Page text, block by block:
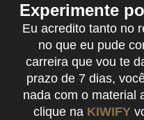
Experimente
Eu acredito tanto no
no que eu pude
carreira que vou te
prazo de 7 dias,
nada com o material
clique na KIWIFY